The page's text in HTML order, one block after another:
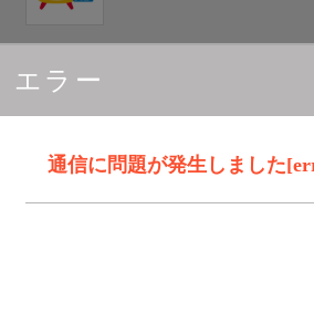
エラー
通信に問題が発生しました